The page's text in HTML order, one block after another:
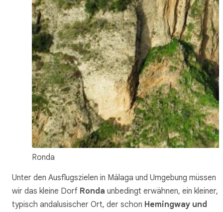
Ronda
Unter den Ausflugszielen in Málaga und Umgebung müssen
wir das kleine Dorf Ronda unbedingt erwähnen, ein kleiner,
typisch andalusischer Ort, der schon Hemingway und